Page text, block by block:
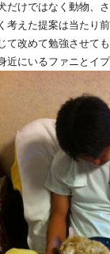
だけではなく動物、
く考えた提案は当たり
じて改めて勉強させて
近にいるファニとイ